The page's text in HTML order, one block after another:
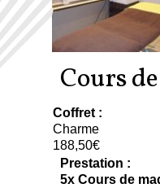
Cours
Coffret :
Charme
188,50€
Prestation :
5x Cours de